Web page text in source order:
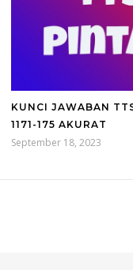
KUNCI JAWABAN
1171-175 AKURAT
September 18, 2023